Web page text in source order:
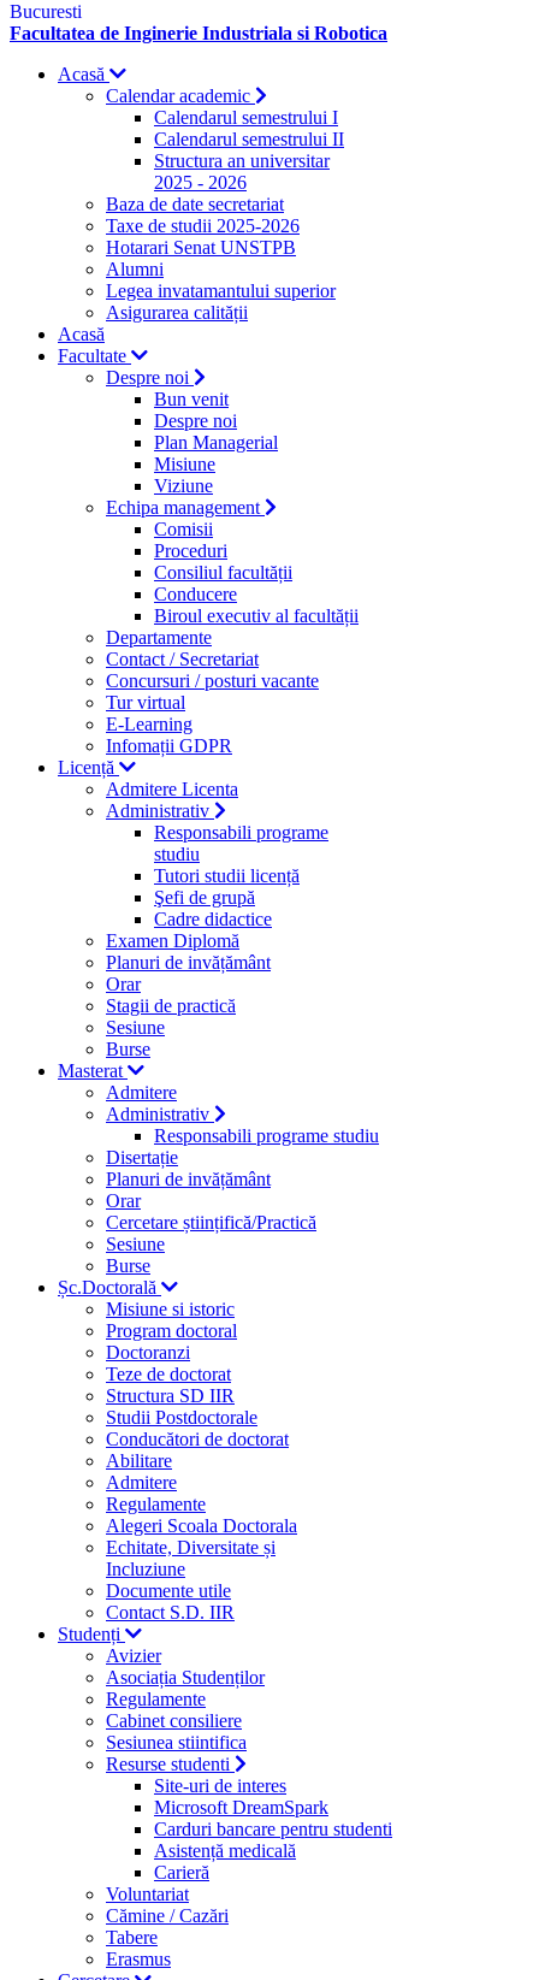
Bucuresti
Facultatea de Inginerie Industriala si Robotica
Acasă
Calendar academic
Calendarul semestrului I
Calendarul semestrului II
Structura an universitar
2025 - 2026
Baza de date secretariat
Taxe de studii 2025-2026
Hotarari Senat UNSTPB
Alumni
Legea invatamantului superior
Asigurarea calității
Acasă
Facultate
Despre noi
Bun venit
Despre noi
Plan Managerial
Misiune
Viziune
Echipa management
Comisii
Proceduri
Consiliul facultății
Conducere
Biroul executiv al facultății
Departamente
Contact / Secretariat
Concursuri / posturi vacante
Tur virtual
E-Learning
Infomații GDPR
Licență
Admitere Licenta
Administrativ
Responsabili programe
studiu
Tutori studii licență
Şefi de grupă
Cadre didactice
Examen Diplomă
Planuri de invățământ
Orar
Stagii de practică
Sesiune
Burse
Masterat
Admitere
Administrativ
Responsabili programe studiu
Disertație
Planuri de invățământ
Orar
Cercetare științifică/Practică
Sesiune
Burse
Șc.Doctorală
Misiune si istoric
Program doctoral
Doctoranzi
Teze de doctorat
Structura SD IIR
Studii Postdoctorale
Conducători de doctorat
Abilitare
Admitere
Regulamente
Alegeri Scoala Doctorala
Echitate, Diversitate și
Incluziune
Documente utile
Contact S.D. IIR
Studenți
Avizier
Asociația Studenților
Regulamente
Cabinet consiliere
Sesiunea stiintifica
Resurse studenti
Site-uri de interes
Microsoft DreamSpark
Carduri bancare pentru studenti
Asistență medicală
Carieră
Voluntariat
Cămine / Cazări
Tabere
Erasmus